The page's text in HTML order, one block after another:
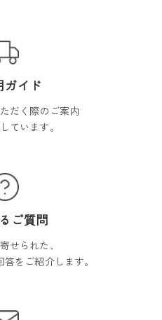
ガイド
だく際のご案内
ています。
ご質問
せられた、
をご紹介します。